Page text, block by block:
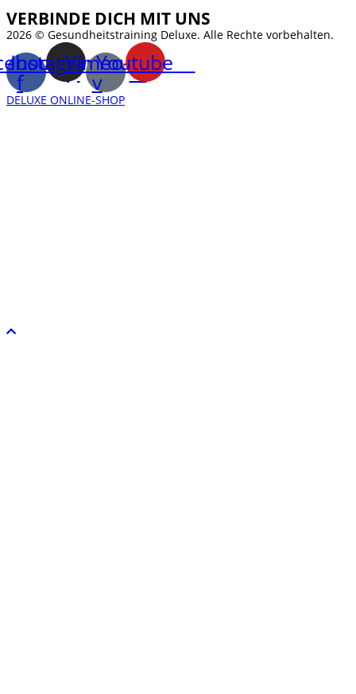
VERBINDE DICH MIT UNS
2026 © Gesundheitstraining Deluxe. Alle Rechte vorbehalten.
f
Instagram
Vimeo-
v
Youtube
DELUXE ONLINE-SHOP